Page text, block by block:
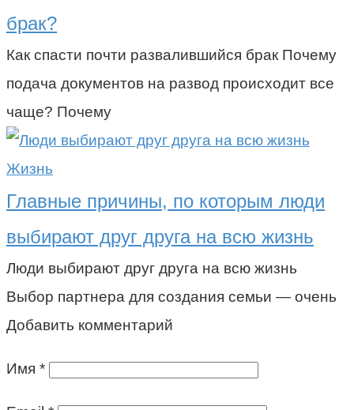
брак?
Как спасти почти развалившийся брак Почему
подача документов на развод происходит все
чаще? Почему
Жизнь
Главные причины, по которым люди
выбирают друг друга на всю жизнь
Люди выбирают друг друга на всю жизнь
Выбор партнера для создания семьи — очень
Добавить комментарий
Имя *